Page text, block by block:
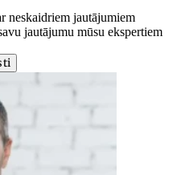
neskaidriem jautājumiem
jautājumu mūsu ekspertiem